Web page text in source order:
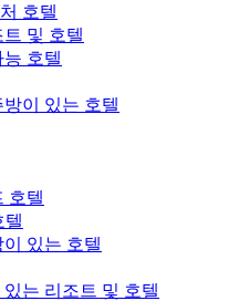
호텔
및 호텔
호텔
이 있는 호텔
호텔
텔
있는 호텔
는 리조트 및 호텔